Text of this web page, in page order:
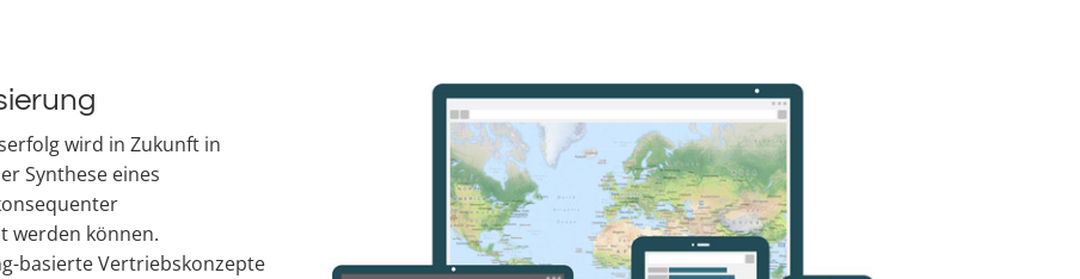
wird in Zukunft in
Synthese eines
werden können.
basierte Vertriebskonzepte